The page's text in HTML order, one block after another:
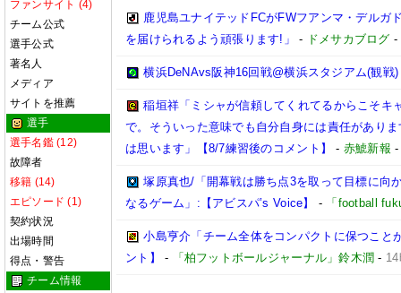
ファンサイト (4)
チーム公式
選手公式
著名人
メディア
サイトを推薦
選手
選手名鑑 (12)
故障者
移籍 (14)
エピソード (1)
契約状況
出場時間
得点・警告
チーム情報
鹿児島ユナイテッドFCがFWフアンマ・デルガ
を届けられるよう頑張ります!」
- ドメサカブログ -
横浜DeNAvs阪神16回戦@横浜スタジアム(観戦)
稲垣祥「ミシャが信頼してくれてるからこそキ
で。そういった意味でも自分自身には責任があり
は思います」【8/7練習後のコメント】
- 赤鯱新報
塚原真也/「開幕戦は勝ち点3を取って目標に向
なるゲーム」:【アビスパ’s Voice】
- 「football
小島亨介「チーム全体をコンパクトに保つこ
ント】
- 「柏フットボールジャーナル」鈴木潤 -